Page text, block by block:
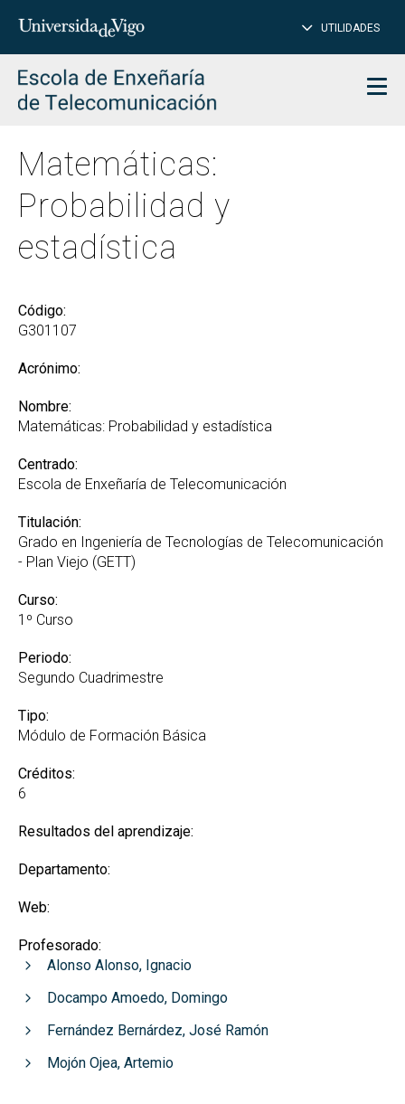
Insertar
para
buscar
UTILIDADES
Matemáticas:
Probabilidad y
estadística
Código:
G301107
Acrónimo:
Nombre:
Matemáticas: Probabilidad y estadística
Centrado:
Escola de Enxeñaría de Telecomunicación
Titulación:
Grado en Ingeniería de Tecnologías de Telecomunicación
- Plan Viejo (GETT)
Curso:
1º Curso
Periodo:
Segundo Cuadrimestre
Tipo:
Módulo de Formación Básica
Créditos:
6
Resultados del aprendizaje:
Departamento:
Web:
Profesorado:
Alonso Alonso, Ignacio
Docampo Amoedo, Domingo
Fernández Bernárdez, José Ramón
Mojón Ojea, Artemio